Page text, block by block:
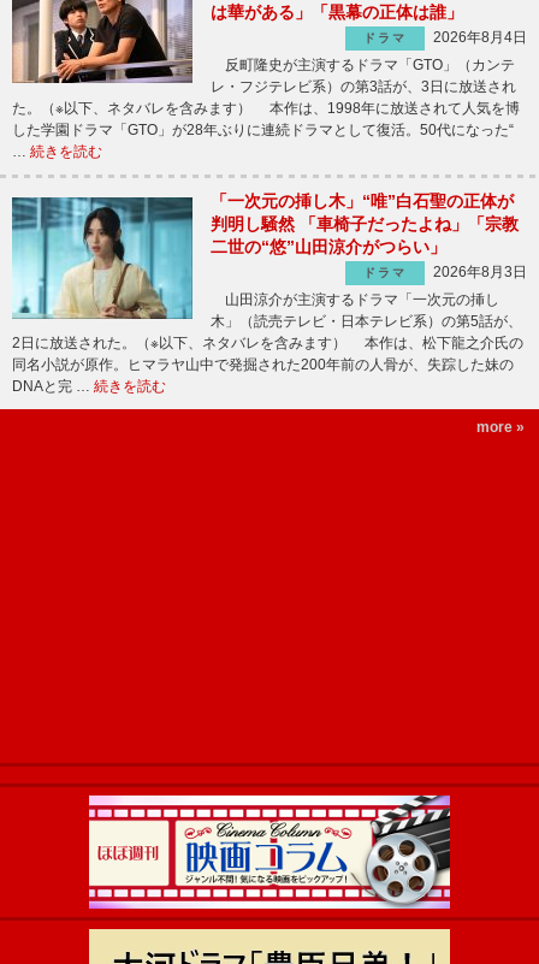
は華がある」「黒幕の正体は誰」
ドラマ
2026年8月4日
反町隆史が主演するドラマ「GTO」（カンテ
レ・フジテレビ系）の第3話が、3日に放送され
た。（※以下、ネタバレを含みます） 本作は、1998年に放送されて人気を博
した学園ドラマ「GTO」が28年ぶりに連続ドラマとして復活。50代になった“
続きを読む
「一次元の挿し木」“唯”白石聖の正体が
判明し騒然 「車椅子だったよね」「宗教
二世の“悠”山田涼介がつらい」
ドラマ
2026年8月3日
山田涼介が主演するドラマ「一次元の挿し
木」（読売テレビ・日本テレビ系）の第5話が、
2日に放送された。（※以下、ネタバレを含みます） 本作は、松下龍之介氏の
同名小説が原作。ヒマラヤ山中で発掘された200年前の人骨が、失踪した妹の
DNAと完 … 続きを読む
more »